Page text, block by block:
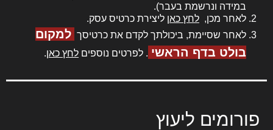
במידה ונרשמת בעבר).
לאחר מכן, לחץ כאן ליצירת כרטיס עסק.
לאחר שסיימת, ביכולתך לקדם את כרטיסך למקום
בולט בדף הראשי . לפרטים נוספים לחץ כאן.
פורומים ליעוץ